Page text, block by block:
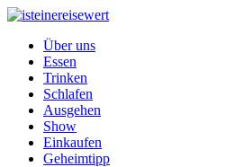
Über uns
Essen
Trinken
Schlafen
Ausgehen
Show
Einkaufen
Geheimtipp